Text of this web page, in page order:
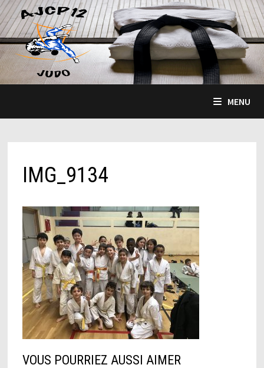
Passer
au
contenu
MENU
IMG_9134
VOUS POURRIEZ AUSSI AIMER